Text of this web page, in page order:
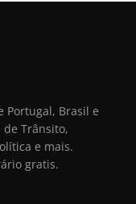
Portugal, Brasil e
de Trânsito,
e mais.
gratis.